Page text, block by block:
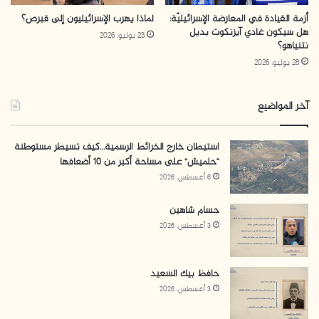
كشفتبيانات اتحاد الغرف التجارية في “إسرائيل” أنّ وارداتها
من مجموع الصادرات التركية، حسب بيانات هيئة الإحصاء
التركية، لكن التجارة بين أنقرة و”تل أبيب”
أزمة القيادة في المعارضة الإسرائيليّة:
هل سيكون غادي آيزنكوت بديل
نتنياهو؟
28 يوليو، 2026
لماذا يهرب الإسرائيليون إلى قبرص؟
23 يوليو، 2026
آخر المواضيع
استيطان خارج الخرائط الرسمية…كيف تسيطر مستوطنة
“حلميش” على مساحة أكبر من 10 أضعافها
6 أغسطس، 2026
حسام شاهين
3 أغسطس، 2026
حافظ بيك السعيد
3 أغسطس، 2026